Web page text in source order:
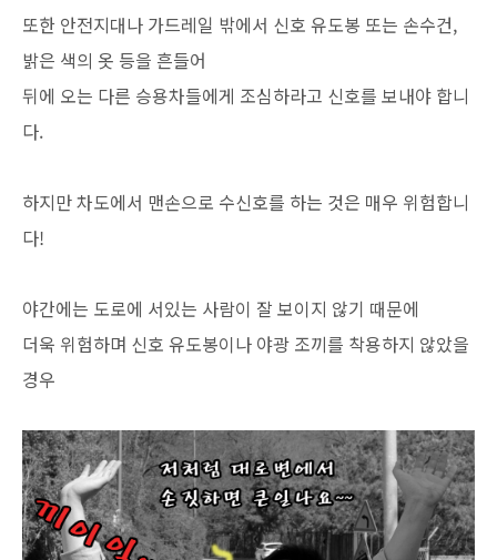
또한 안전지대나 가드레일 밖에서 신호 유도봉 또는 손수건,
밝은 색의 옷 등을 흔들어
뒤에 오는 다른 승용차들에게 조심하라고 신호를 보내야 합니
다.
하지만 차도에서 맨손으로 수신호를 하는 것은 매우 위험합니
다!
야간에는 도로에 서있는 사람이 잘 보이지 않기 때문에
더욱 위험하며 신호 유도봉이나 야광 조끼를 착용하지 않았을
경우